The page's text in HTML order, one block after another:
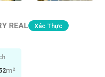
REAL Xác Thực
m²